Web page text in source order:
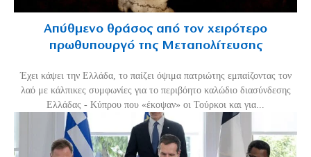
Απύθμενο θράσος από τον χειρότερο
πρωθυπουργό της Μεταπολίτευσης
Έχει κάψει την Ελλάδα, το παίζει όψιμα πατριώτης εμπαίζοντας τον
λαό με κάλπικες συμφωνίες για το περιβόητο καλώδιο διασύνδεσης
Ελλάδας - Κύπρου που «έκοψαν» οι Τούρκοι και για...